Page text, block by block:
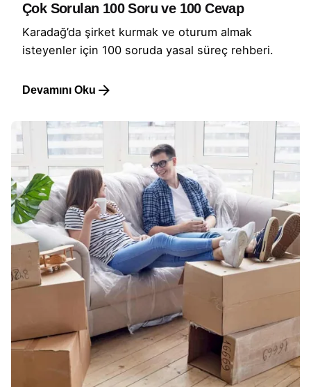
Çok Sorulan 100 Soru ve 100 Cevap
Karadağ’da şirket kurmak ve oturum almak
isteyenler için 100 soruda yasal süreç rehberi.
Devamını Oku